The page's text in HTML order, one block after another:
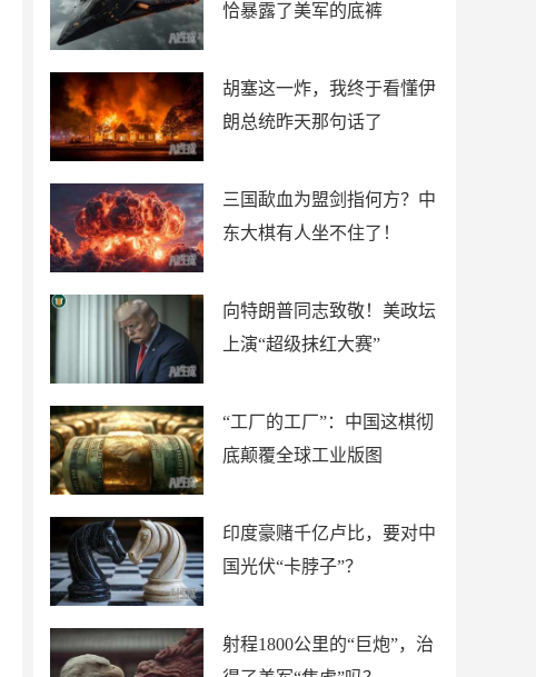
恰暴露了美军的底裤
胡塞这一炸，我终于看懂伊
朗总统昨天那句话了
三国歃血为盟剑指何方？中
东大棋有人坐不住了！
向特朗普同志致敬！美政坛
上演“超级抹红大赛”
“工厂的工厂”：中国这棋彻
底颠覆全球工业版图
印度豪赌千亿卢比，要对中
国光伏“卡脖子”？
射程1800公里的“巨炮”，治